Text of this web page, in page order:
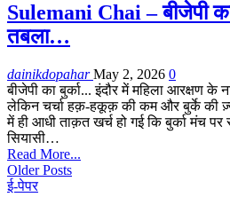
Sulemani Chai – बीजेपी
तबला…
dainikdopaharMay 2, 2026 0
बीजेपी का बुर्का... इंदौर में महिला आरक्षण के
लेकिन चर्चा हक़-हकूक़ की कम और बुर्के की
में ही आधी ताक़त खर्च हो गई कि बुर्का मंच
सियासी…
Read More...
Older Posts
ई-पेपर